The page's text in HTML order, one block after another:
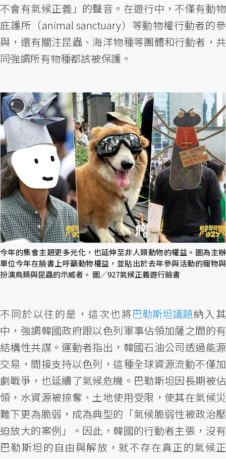
不會有氣候正義」的聲音。在遊行中，不僅有動物
庇護所（animal sanctuary）等動物權行動者的參
與，還有關注昆蟲、海洋物種等團體和行動者，共
同強調所有物種都該被保護。
今年的集會主題更多元化，也延伸至非人類動物的權益。圖為主辦
單位今年在臉書上呼籲動物權益，並貼出於去年參與活動的寵物與
扮演鳥類與昆蟲的示威者。 圖／927氣候正義遊行臉書
不同於以往的是，這次也將巴勒斯坦議題納入其
中，強調韓國政府跟以色列軍事佔領加薩之間的有
結構性共謀。運動者指出，韓國石油公司透過能源
交易，間接支持以色列，這種全球資源流動不僅加
劇戰爭，也延續了氣候危機。巴勒斯坦因長期被佔
領，水資源被掠奪、土地使用受限，使其在氣候災
難下更為脆弱，成為典型的「氣候脆弱性被政治壓
迫放大的案例」。因此，韓國的行動者主張，沒有
巴勒斯坦的自由與解放，就不存在真正的氣候正